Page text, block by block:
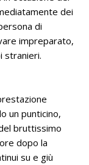
dei
di
impreparato,
stranieri.
un punticino,
bruttissimo
dopo la
su e giù